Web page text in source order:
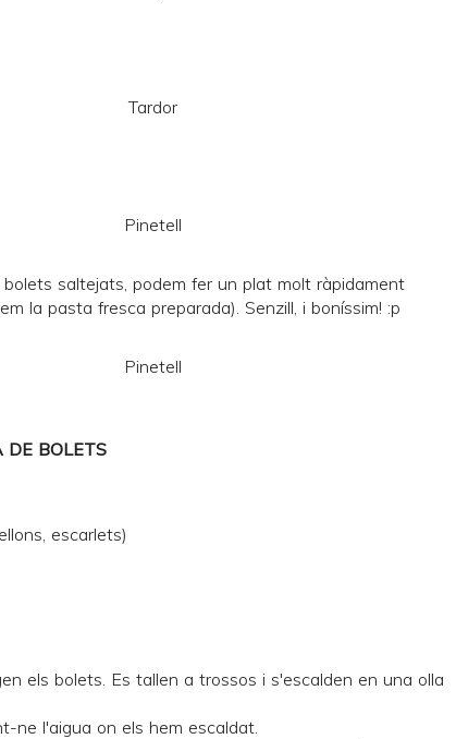
saltejats, podem fer un plat molt ràpidament
la pasta fresca preparada). Senzill, i boníssim! :p
DE BOLETS
escarlets)
els bolets. Es tallen a trossos i s'escalden en una olla
ne l'aigua on els hem escaldat.